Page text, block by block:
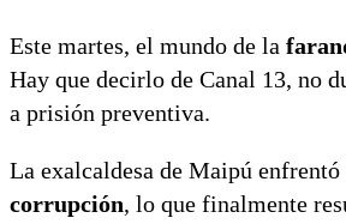
Este martes, el mundo de la
Hay que decirlo de Canal 13, no
a prisión preventiva.
La exalcaldesa de Maipú
corrupción, lo que finalmente